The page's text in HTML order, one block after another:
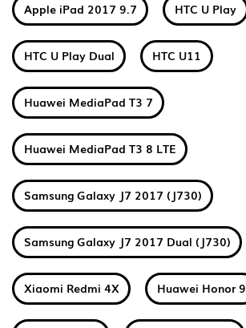
Apple iPad 2017 9.7 HTC U Play
HTC U Play Dual HTC U11
Huawei MediaPad T3 7
Huawei MediaPad T3 8 LTE
Samsung Galaxy J7 2017 (J730)
Samsung Galaxy J7 2017 Dual (J730)
Xiaomi Redmi 4X Huawei Honor 9